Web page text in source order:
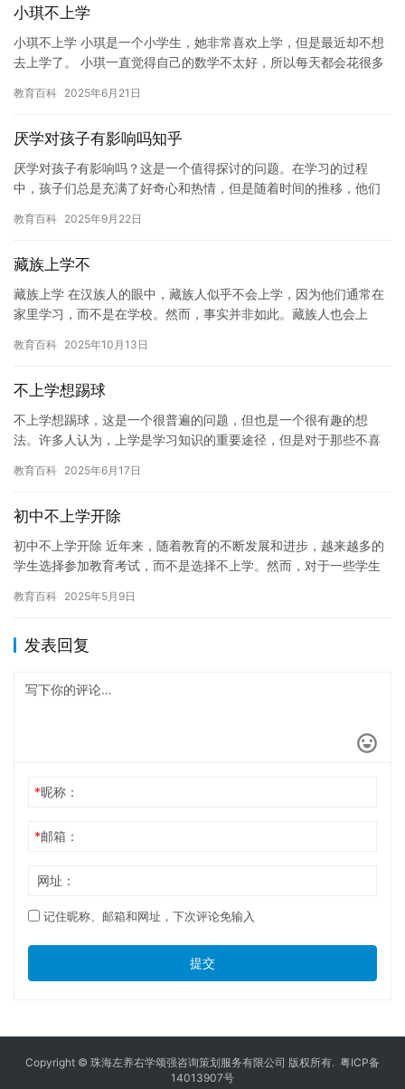
小琪不上学
小琪不上学 小琪是一个小学生，她非常喜欢上学，但是最近却不想
去上学了。 小琪一直觉得自己的数学不太好，所以每天都会花很多
们…
教育百科 2025年6月21日
厌学对孩子有影响吗知乎
厌学对孩子有影响吗？这是一个值得探讨的问题。在学习的过程
中，孩子们总是充满了好奇心和热情，但是随着时间的推移，他们
趣， …
教育百科 2025年9月22日
藏族上学不
藏族上学 在汉族人的眼中，藏族人似乎不会上学，因为他们通常在
家里学习，而不是在学校。然而，事实并非如此。藏族人也会上
们将探…
教育百科 2025年10月13日
不上学想踢球
不上学想踢球，这是一个很普遍的问题，但也是一个很有趣的想
法。许多人认为，上学是学习知识的重要途径，但是对于那些不喜
学去踢球…
教育百科 2025年6月17日
初中不上学开除
初中不上学开除 近年来，随着教育的不断发展和进步，越来越多的
学生选择参加教育考试，而不是选择不上学。然而，对于一些学生
将探…
教育百科 2025年5月9日
发表回复
*昵称：
*邮箱：
网址：
记住昵称、邮箱和网址，下次评论免输入
提交
Copyright © 珠海左养右学颂强咨询策划服务有限公司 版权所有. 粤ICP备
14013907号